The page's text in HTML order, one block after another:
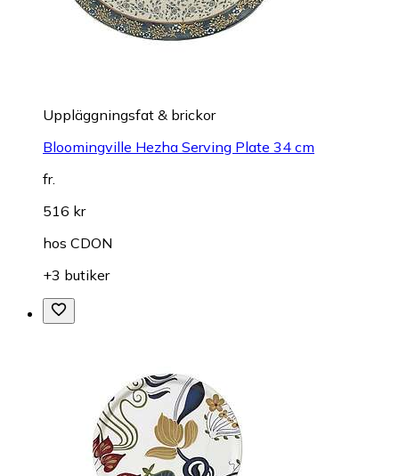
Uppläggningsfat & brickor
Bloomingville Hezha Serving Plate 34 cm
fr.
516 kr
hos CDON
+3 butiker